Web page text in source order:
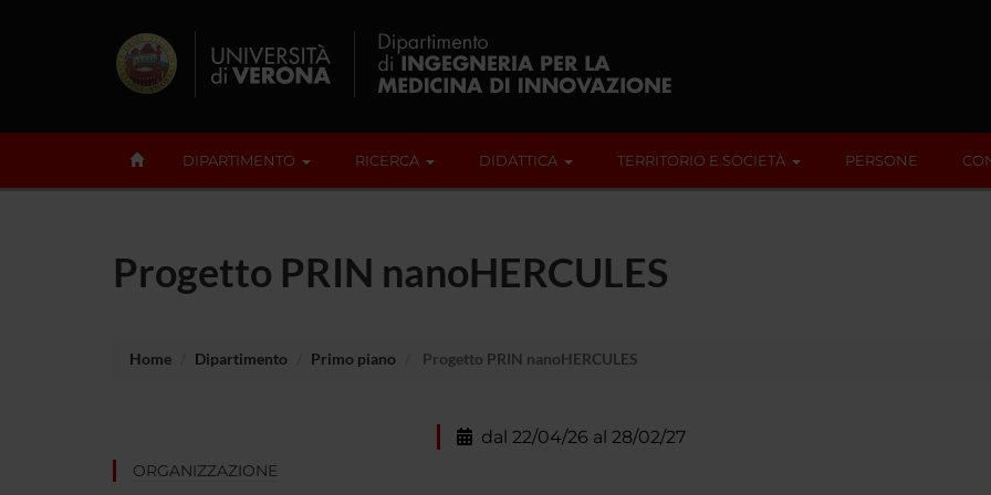
DIPARTIMENTO RICERCA DIDATTICA TERRITORIO E SOCIETÀ PERSONE
Progetto PRIN nanoHERCULES
Home Dipartimento Primo piano Progetto PRIN nanoHERCULES
ORGANIZZAZIONE
dal 22/04/26 al 28/02/27